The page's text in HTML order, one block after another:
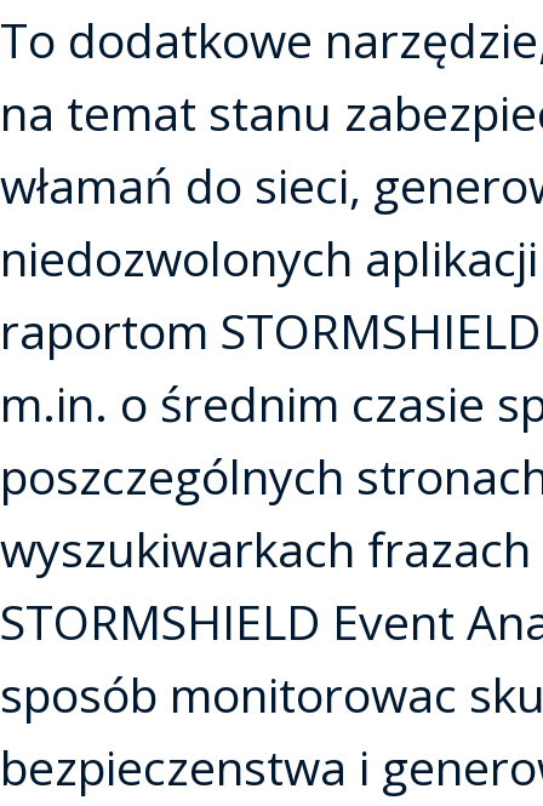
To dodatkowe
na temat stanu
włamań do sieci,
niedozwolonych
raportom
m.in. o średnim czasie
poszczególnych
wyszukiwarkach
STORMSHIELD Event
sposób monitorowac
bezpieczenstwa i